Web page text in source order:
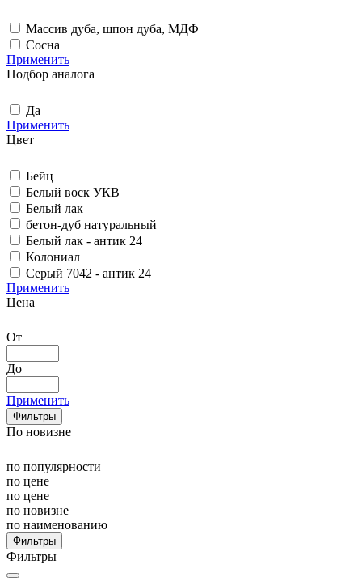
Массив дуба, шпон дуба, МДФ
Сосна
Применить
Подбор аналога
Да
Применить
Цвет
Бейц
Белый воск УКВ
Белый лак
бетон-дуб натуральный
Белый лак - антик 24
Колониал
Серый 7042 - антик 24
Применить
Цена
От
До
Применить
Фильтры
По новизне
по популярности
по цене
по цене
по новизне
по наименованию
Фильтры
Фильтры